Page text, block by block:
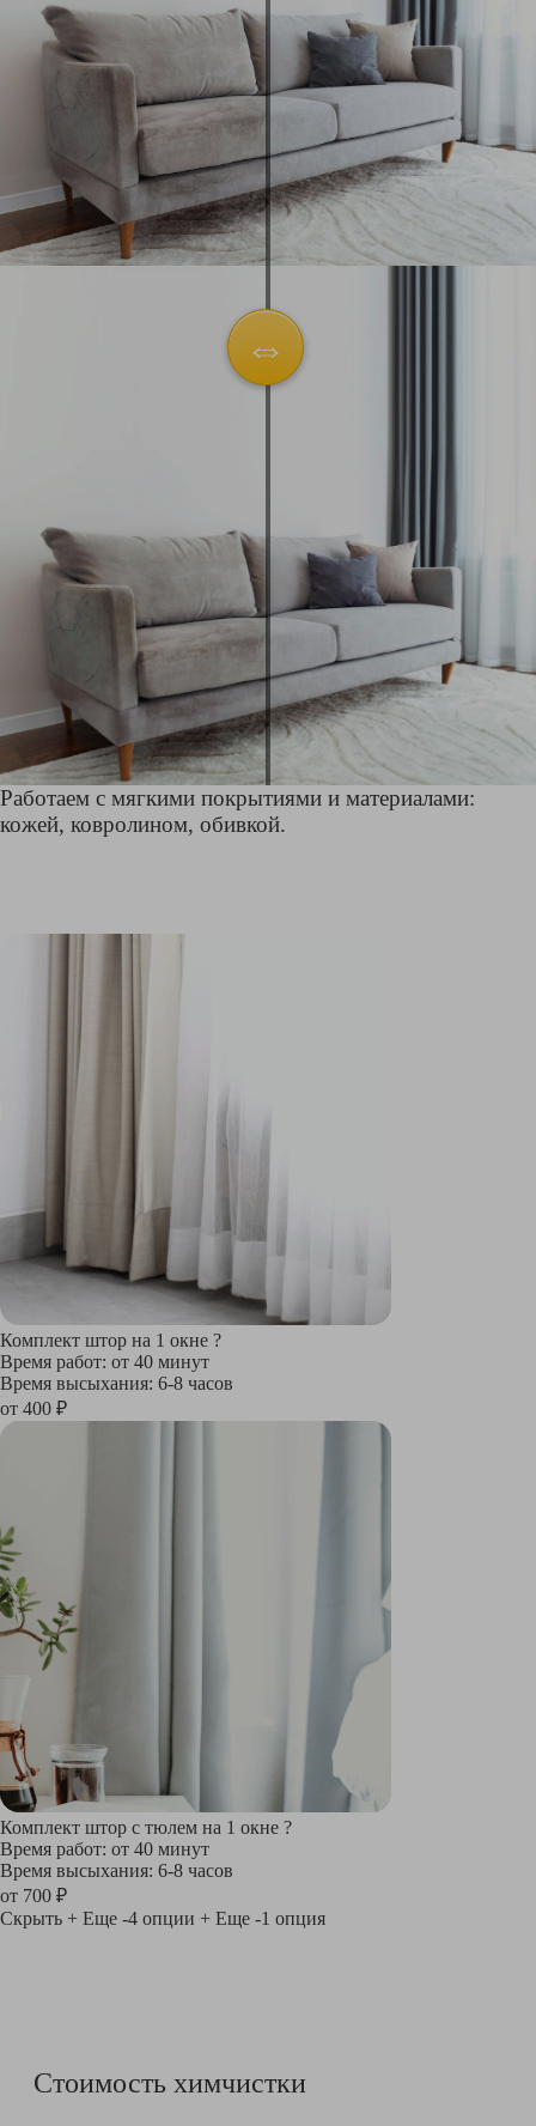
Работаем с мягкими покрытиями и материалами:
кожей, ковролином, обивкой.
Комплект штор на 1 окне ?
Время работ: от 40 минут
Время высыхания: 6-8 часов
от 400 ₽
Комплект штор с тюлем на 1 окне ?
Время работ: от 40 минут
Время высыхания: 6-8 часов
от 700 ₽
Скрыть + Еще -4 опции + Еще -1 опция
Стоимость химчистки